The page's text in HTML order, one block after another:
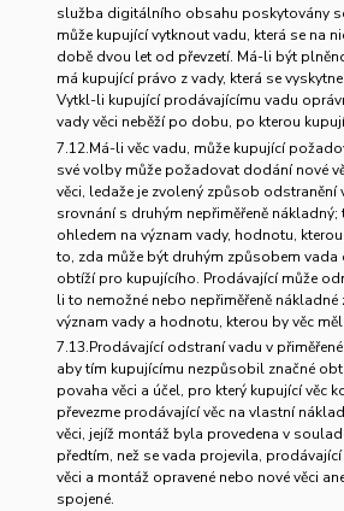
služba digitálního obsahu poskytovány
může kupující vytknout vadu, která se na
době dvou let od převzetí. Má-li být
má kupující právo z vady, která se
Vytkl-li kupující prodávajícímu vadu
vady věci neběží po dobu, po kterou
7.12.Má-li věc vadu, může kupující
své volby může požadovat dodání nové
věci, ledaže je zvolený způsob odstranění
srovnání s druhým nepřiměřeně
ohledem na význam vady, hodnotu,
to, zda může být druhým způsobem vada
obtíží pro kupujícího. Prodávající může
li to nemožné nebo nepřiměřeně nákladné
význam vady a hodnotu, kterou by věc
7.13.Prodávající odstraní vadu v
aby tím kupujícímu nezpůsobil značné
povaha věci a účel, pro který kupující věc
převezme prodávající věc na vlastní
věci, jejíž montáž byla provedena v
předtím, než se vada projevila,
věci a montáž opravené nebo nové věci
spojené.